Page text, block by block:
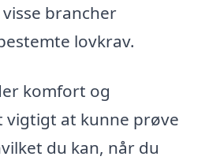
brancher
lovkrav.
komfort og
vigtigt at kunne prøve
du kan, når du